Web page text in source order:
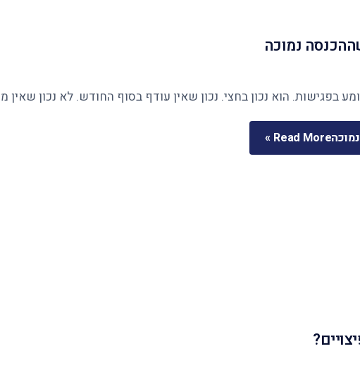
נמוכה
בפגישות. הוא נכון בחצי. נכון שאין עודף בסוף החודש. לא נכון
Read More »